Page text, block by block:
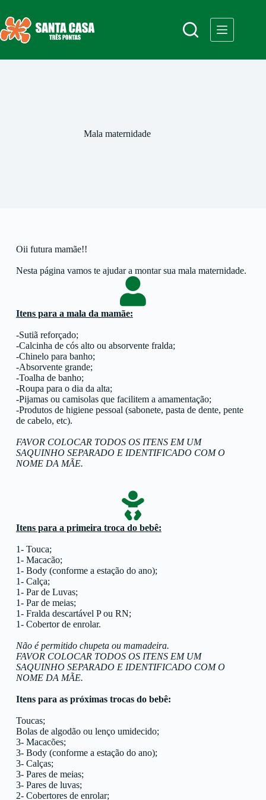
Mala maternidade
Oii futura mamãe!!
Nesta página vamos te ajudar a montar sua mala maternidade.
Itens para a mala da mamãe:
-Sutiã reforçado;
-Calcinha de cós alto ou absorvente fralda;
-Chinelo para banho;
-Absorvente grande;
-Toalha de banho;
-Roupa para o dia da alta;
-Pijamas ou camisolas que facilitem a amamentação;
-Produtos de higiene pessoal (sabonete, pasta de dente, pente
de cabelo, etc).
FAVOR COLOCAR TODOS OS ITENS EM UM
SAQUINHO SEPARADO E IDENTIFICADO COM O
NOME DA MÃE.
Itens para a primeira troca do bebê:
1- Touca;
1- Macacão;
1- Body (conforme a estação do ano);
1- Calça;
1- Par de Luvas;
1- Par de meias;
1- Fralda descartável P ou RN;
1- Cobertor de enrolar.
Não é permitido chupeta ou mamadeira.
FAVOR COLOCAR TODOS OS ITENS EM UM
SAQUINHO SEPARADO E IDENTIFICADO COM O
NOME DA MÃE.
Itens para as próximas trocas do bebê:
Toucas;
Bolas de algodão ou lenço umidecido;
3- Macacões;
3- Body (conforme a estação do ano);
3- Calças;
3- Pares de meias;
3- Pares de luvas;
2- Cobertores de enrolar;